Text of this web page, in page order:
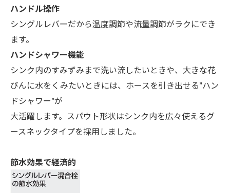
ハンドル操作
シングルレバーだから温度調節や流量調節がラクにでき
ます。
ハンドシャワー機能
シンク内のすみずみまで洗い流したいときや、大きな花
びんに水をくみたいときには、ホースを引き出せる”ハン
ドシャワー”が
大活躍します。スパウト形状はシンク内を広々使えるグ
ースネックタイプを採用しました。
節水効果で経済的